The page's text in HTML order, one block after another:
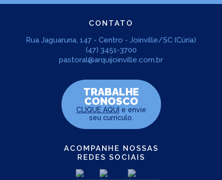
CONTATO
Rua Jaguaruna, 147 - Centro - Joinville/SC (Cúria)
(47) 3451-3700
pastoral@arquijoinville.com.br
TRABALHE
CONOSCO
CLIQUE AQUI e envie
seu curriculo.
ACOMPANHE NOSSAS
REDES SOCIAIS